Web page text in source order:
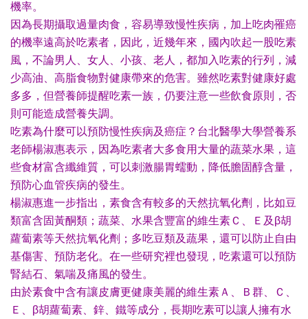
機率。
因為長期攝取過量肉食，容易導致慢性疾病，加上吃肉罹癌
的機率遠高於吃素者，因此，近幾年來，國內吹起一股吃素
風，不論男人、女人、小孩、老人，都加入吃素的行列，減
少高油、高脂食物對健康帶來的危害。雖然吃素對健康好處
多多，但營養師提醒吃素一族，仍要注意一些飲食原則，否
則可能造成營養失調。
吃素為什麼可以預防慢性疾病及癌症？台北醫學大學營養系
老師楊淑惠表示，因為吃素者大多食用大量的蔬菜水果，這
些食材富含纖維質，可以刺激腸胃蠕動，降低膽固醇含量，
預防心血管疾病的發生。
楊淑惠進一步指出，素食含有較多的天然抗氧化劑，比如豆
類富含固黃酮類；蔬菜、水果含豐富的維生素Ｃ、Ｅ及β胡
蘿蔔素等天然抗氧化劑；多吃豆類及蔬果，還可以防止自由
基傷害、預防老化。在一些研究裡也發現，吃素還可以預防
腎結石、氣喘及痛風的發生。
由於素食中含有讓皮膚更健康美麗的維生素Ａ、Ｂ群、Ｃ、
Ｅ、β胡蘿蔔素、鋅、鐵等成分，長期吃素可以讓人擁有水